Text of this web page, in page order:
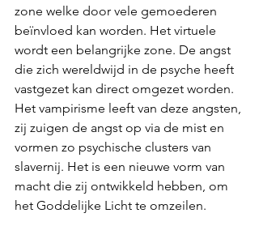
zone welke door vele gemoederen
beïnvloed kan worden. Het virtuele
wordt een belangrijke zone. De angst
die zich wereldwijd in de psyche heeft
vastgezet kan direct omgezet worden.
Het vampirisme leeft van deze angsten,
zij zuigen de angst op via de mist en
vormen zo psychische clusters van
slavernij. Het is een nieuwe vorm van
macht die zij ontwikkeld hebben, om
het Goddelijke Licht te omzeilen.